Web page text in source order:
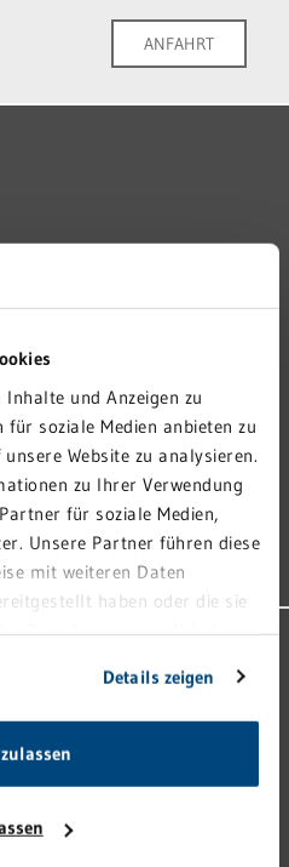
und Anzeigen zu
soziale Medien anbieten zu
Website zu analysieren.
zu Ihrer Verwendung
für soziale Medien,
Unsere Partner führen diese
mit weiteren Daten
haben oder die sie
Dienste gesammelt haben.
Details zeigen
ANFAHRT